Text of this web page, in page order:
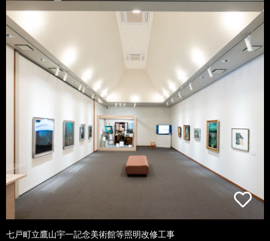
七戸町立鷹山宇一記念美術館等照明改修工事